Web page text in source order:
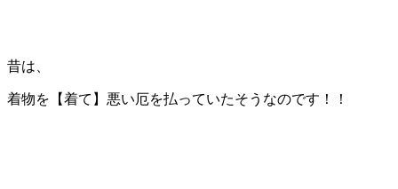
昔は、
着物を【着て】悪い厄を払っていたそうなのです！！